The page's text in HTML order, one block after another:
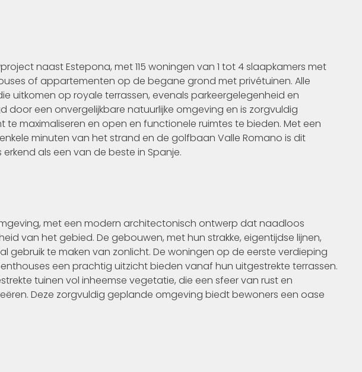
naast Estepona, met 115 woningen van 1 tot 4 slaapkamers met
of appartementen op de begane grond met privétuinen. Alle
uitkomen op royale terrassen, evenals parkeergelegenheid en
door een onvergelijkbare natuurlijke omgeving en is zorgvuldig
te maximaliseren en open en functionele ruimtes te bieden. Met een
minuten van het strand en de golfbaan Valle Romano is dit
als een van de beste in Spanje.
met een modern architectonisch ontwerp dat naadloos
van het gebied. De gebouwen, met hun strakke, eigentijdse lijnen,
gebruik te maken van zonlicht. De woningen op de eerste verdieping
een prachtig uitzicht bieden vanaf hun uitgestrekte terrassen.
tuinen vol inheemse vegetatie, die een sfeer van rust en
Deze zorgvuldig geplande omgeving biedt bewoners een oase